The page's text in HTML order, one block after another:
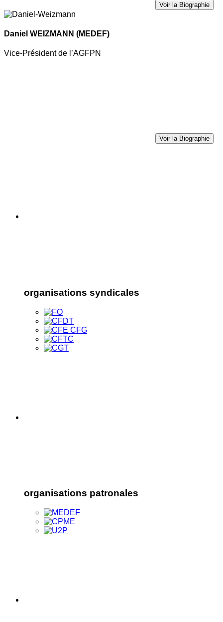
Voir la Biographie
Daniel WEIZMANN (MEDEF)
Vice-Président de l’AGFPN
Voir la Biographie
organisations syndicales
organisations patronales